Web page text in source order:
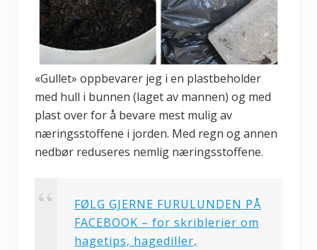
«Gullet» oppbevarer jeg i en plastbeholder
med hull i bunnen (laget av mannen) og med
plast over for å bevare mest mulig av
næringsstoffene i jorden. Med regn og annen
nedbør reduseres nemlig næringsstoffene.
FØLG GJERNE FURULUNDEN PÅ
FACEBOOK – for skriblerier om
hagetips, hagediller,